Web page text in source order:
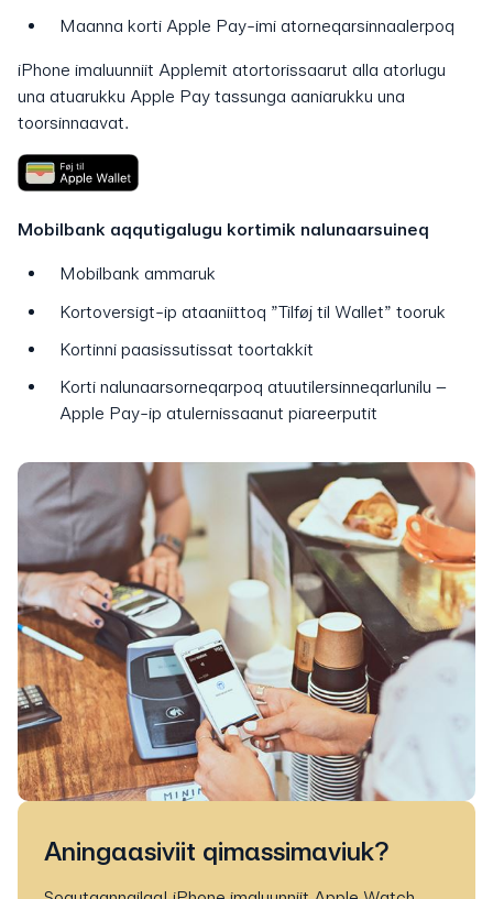
Maanna korti Apple Pay-imi atorneqarsinnaalerpoq
iPhone imaluunniit Applemit atortorissaarut alla atorlugu
una atuarukku Apple Pay tassunga aaniarukku una
toorsinnaavat.
Mobilbank aqqutigalugu kortimik nalunaarsuineq
Mobilbank ammaruk
Kortoversigt-ip ataaniittoq ”Tilføj til Wallet” tooruk
Kortinni paasissutissat toortakkit
Korti nalunaarsorneqarpoq atuutilersinneqarlunilu –
Apple Pay-ip atulernissaanut piareerputit
Aningaasiviit qimassimaviuk?